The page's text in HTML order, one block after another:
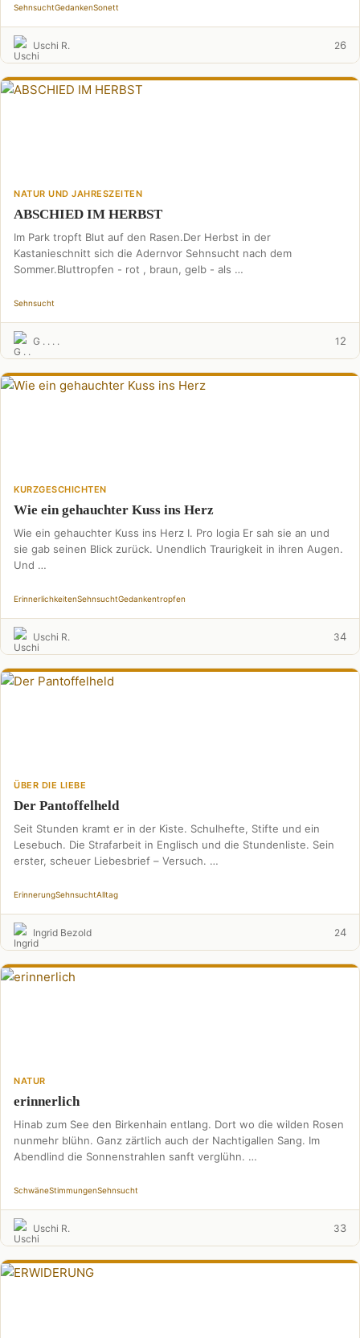
SehnsuchtGedankenSonett
Uschi R. 26
NATUR UND JAHRESZEITEN
ABSCHIED IM HERBST
Im Park tropft Blut auf den Rasen.Der Herbst in der
Kastanieschnitt sich die Adernvor Sehnsucht nach dem
Sommer.Bluttropfen - rot , braun, gelb - als …
Sehnsucht
G . . . . 1 2
KURZGESCHICHTEN
Wie ein gehauchter Kuss ins Herz
Wie ein gehauchter Kuss ins Herz I. Pro logia Er sah sie an und
sie gab seinen Blick zurück. Unendlich Traurigkeit in ihren Augen.
Und …
ErinnerlichkeitenSehnsuchtGedankentropfen
Uschi R. 34
ÜBER DIE LIEBE
Der Pantoffelheld
Seit Stunden kramt er in der Kiste. Schulhefte, Stifte und ein
Lesebuch. Die Strafarbeit in Englisch und die Stundenliste. Sein
erster, scheuer Liebesbrief – Versuch. …
ErinnerungSehnsuchtAlltag
Ingrid Bezold 24
NATUR
erinnerlich
Hinab zum See den Birkenhain entlang. Dort wo die wilden Rosen
nunmehr blühn. Ganz zärtlich auch der Nachtigallen Sang. Im
Abendlind die Sonnenstrahlen sanft verglühn. …
SchwäneStimmungenSehnsucht
Uschi R. 33